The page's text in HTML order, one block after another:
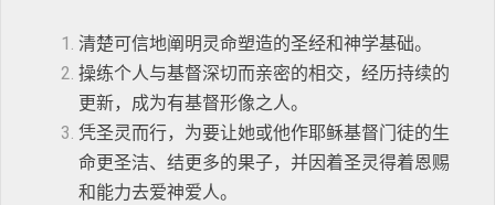
清楚可信地阐明灵命塑造的圣经和神学基础。
操练个人与基督深切而亲密的相交，经历持续的
更新，成为有基督形像之人。
凭圣灵而行，为要让她或他作耶稣基督门徒的生
命更圣洁、结更多的果子，并因着圣灵得着恩赐
和能力去爱神爱人。